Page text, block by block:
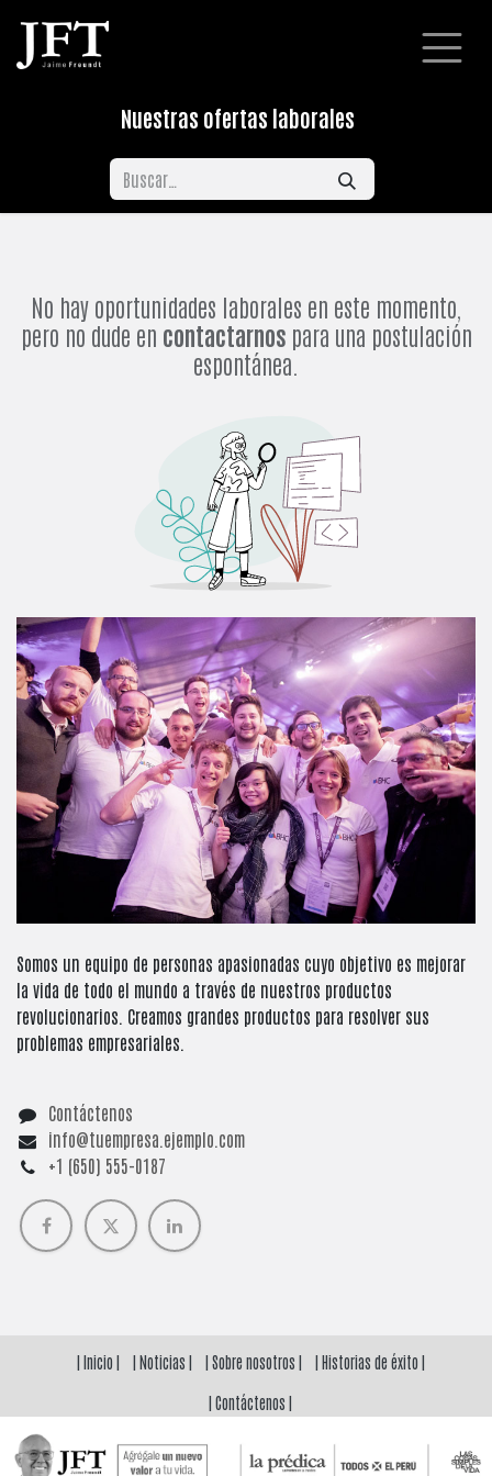
Nuestras ofertas laborales
No hay oportunidades laborales en este momento,
pero no dude en contactarnospara una postulación
espontánea.
Somos un equipo de personas apasionadas cuyo objetivo es mejorar
la vida de todo el mundo a través de nuestros productos
revolucionarios. Creamos grandes productos para resolver sus
problemas empresariales.
Contáctenos
info@tuempresa.ejemplo.com
+1 (650) 555-0187
| Inicio | | Noticias | | Sobre nosotros | | Historias de éxito |
| Contáctenos |